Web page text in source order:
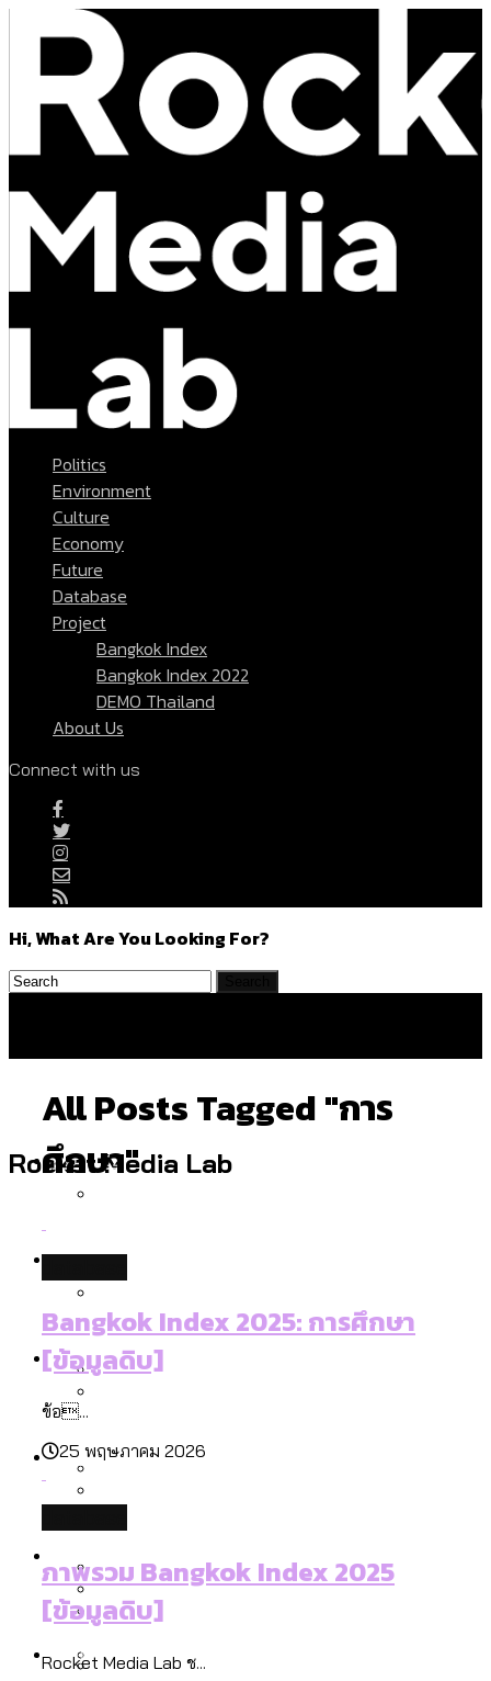
Politics
Environment
Culture
Economy
Future
Database
Project
Bangkok Index
Bangkok Index 2022
DEMO Thailand
About Us
Connect with us
Hi, What Are You Looking For?
Rocket Media Lab
Politics
สำรวจร่างงบปี 70 ของ กทม. สำนักการ
จราจรฯ เพิ่ม 150% มีเพียง 5 เขตที่งบเพิ่ม
โดยเขตจตุจักรสูงสุด
ใหม่จะมีงบฯ ประมาณเท่าไร
สมุดจดการบ้าน ส.ก. 2569 : แต่ละเขตมี
ปัญหาอะไรที่ ส.ก. ต้องทำการบ้าน
Environment
สำรวจเหตุไฟไหม้ในกรุงเทพฯ ส่วนใหญ่มา
จากไฟฟ้าลัดวงจร เขตจตุจักรเกิดไฟฟ้า
ขึ้นและเข้าถึงได้มากน้อยแค่ไหน
ขยะมูลฝอย 2568 [ข้อมูลดิบ]
Culture
โลกใบเดียว สิทธิไม่เท่ากัน: กฎหมายการ
ประเทศไหนทำได้บ้าง?
สำรวจ Hate Speech ที่ถูกผลิตซ้ำผ่าน
วิดีโอ AI ในช่วงความขัดแย้งไทย-กัมพูชา
Economy
งบคาบเกี่ยวในยุคชัชชาติ มีอะไร ใช้งบแค่
ไหน
Database
All Posts Tagged "การ
ศึกษา"
Bangkok Index 2025: การศึกษา
[ข้อมูลดิบ]
ข้อ...
25 พฤษภาคม 2026
ภาพรวม Bangkok Index 2025
[ข้อมูลดิบ]
Rocket Media Lab ช...